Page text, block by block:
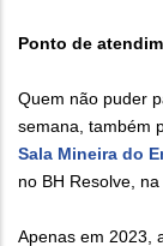
Ponto de
Quem não puder
semana, também
Sala Mineira do
no BH Resolve,
Apenas em 2023,